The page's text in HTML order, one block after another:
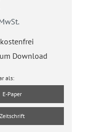
Download
als:
E-Paper
Zeitschrift